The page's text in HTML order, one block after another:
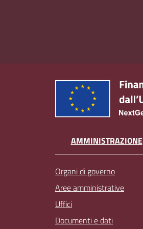
AMMINISTRAZIONE
Organi di governo
Aree amministrative
Uffici
Documenti e dati